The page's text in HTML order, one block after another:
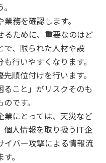
務を確認します。
るために、重要なのはど
で、限られた人材や設
行いやすくなります。
順位付けを行います。
ること」がリスクそのも
です。
業にとっては、天災など
個人情報を取り扱うIT企
イバー攻撃による情報流
。